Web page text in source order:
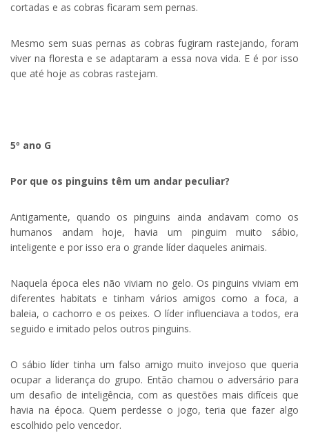
cortadas e as cobras ficaram sem pernas.
Mesmo sem suas pernas as cobras fugiram rastejando, foram
viver na floresta e se adaptaram a essa nova vida. E é por isso
que até hoje as cobras rastejam.
5º ano G
Por que os pinguins têm um andar peculiar?
Antigamente, quando os pinguins ainda andavam como os
humanos andam hoje, havia um pinguim muito sábio,
inteligente e por isso era o grande líder daqueles animais.
Naquela época eles não viviam no gelo. Os pinguins viviam em
diferentes habitats e tinham vários amigos como a foca, a
baleia, o cachorro e os peixes. O líder influenciava a todos, era
seguido e imitado pelos outros pinguins.
O sábio líder tinha um falso amigo muito invejoso que queria
ocupar a liderança do grupo. Então chamou o adversário para
um desafio de inteligência, com as questões mais difíceis que
havia na época. Quem perdesse o jogo, teria que fazer algo
escolhido pelo vencedor.